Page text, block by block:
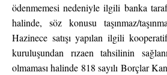
ödenmemesi nedeniyle ilgili banka
halinde, söz konusu taşınmaz/
Hazinece satışı yapılan ilgili
kuruluşundan rızaen tahsilinin
olmaması halinde 818 sayılı Borçlar